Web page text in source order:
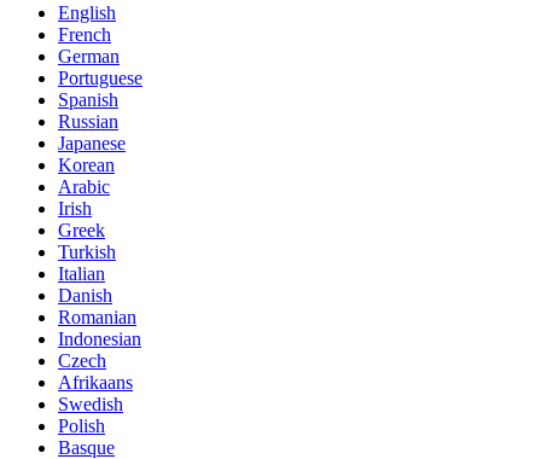
English
French
German
Portuguese
Spanish
Russian
Japanese
Korean
Arabic
Irish
Greek
Turkish
Italian
Danish
Romanian
Indonesian
Czech
Afrikaans
Swedish
Polish
Basque